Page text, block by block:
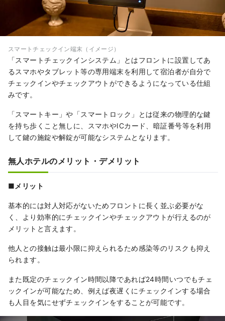
スマートチェックイン端末（イメージ）
「スマートチェックインシステム」とはフロントに設置してあ
るスマホやタブレット等の専用端末を利用して宿泊者が自分で
チェックインやチェックアウトができるようになっている仕組
みです。
「スマートキー」や「スマートロック」とは従来の物理的な鍵
を持ち歩くこと無しに、スマホやICカード、暗証番号等を利用
して鍵の施錠や解錠が可能なシステムとなります。
無人ホテルのメリット・デメリット
■ メリット
基本的には対人対応がないためフロントに長く並ぶ必要がな
く、より効率的にチェックインやチェックアウトが行えるのが
メリットと言えます。
他人との接触は最小限に抑えられるため感染等のリスクも抑え
られます。
また既定のチェックイン時間以降であれば24時間いつでもチェ
ックインが可能なため、例えば夜遅くにチェックインする場合
も人目を気にせずチェックインをすることが可能です。